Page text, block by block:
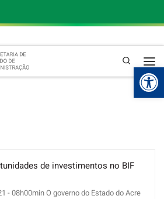
Pesquisa
de investimentos no BIF
- 08h00min O governo do Estado do Acre